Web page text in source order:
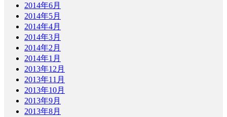
2014年6月
2014年5月
2014年4月
2014年3月
2014年2月
2014年1月
2013年12月
2013年11月
2013年10月
2013年9月
2013年8月